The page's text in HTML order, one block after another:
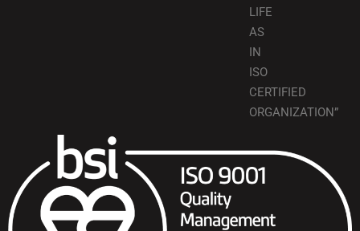
LIFE
AS
IN
ISO
CERTIFIED
ORGANIZATION”